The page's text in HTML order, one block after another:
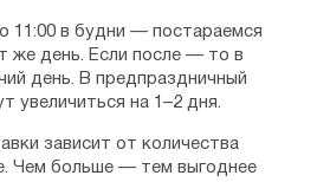
11:00 в будни — постараемся
же день. Если после — то в
день. В предпраздничный
увеличиться на 1–2 дня.
зависит от количества
Чем больше — тем выгоднее